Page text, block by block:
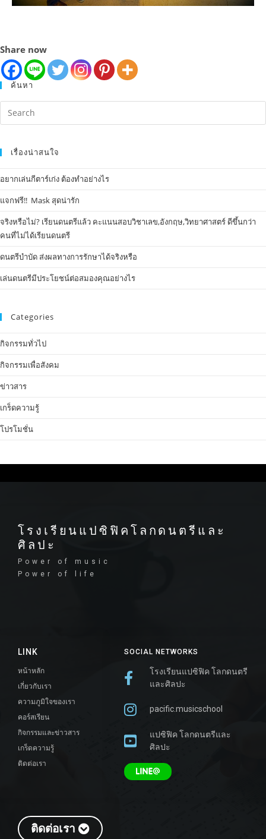
Share now
ค้นหา
เรื่องน่าสนใจ
อยากเล่นกีตาร์เก่ง ต้องทำอย่างไร
แจกฟรี!! Mask​ สุดน่ารัก
จริงหรือไม่? เรียนดนตรีแล้ว คะแนนสอบวิชาเลข,อังกฤษ,วิทยาศาสตร์ ดีขึ้นกว่า
คนที่ไม่ได้เรียนดนตรี
ดนตรีบำบัด ส่งผลทางการรักษาได้จริงหรือ
เล่นดนตรีมีประโยชน์ต่อสมองคุณอย่างไร
Categories
กิจกรรมทั่วไป
กิจกรรมเพื่อสังคม
ข่าวสาร
เกร็ดความรู้
โปรโมชั่น
ติดต่อเรา
SOCIAL NETWORKS
โรงเรียนแปซิฟิค โลกดนตรี
และศิลปะ
pacific.musicschool
แปซิฟิค โลกดนตรีและ
ศิลปะ
LINK
หน้าหลัก
เกี่ยวกับเรา
ความภูมิใจของเรา
คอร์สเรียน
กิจกรรมและข่าวสาร
เกร็ดความรู้
ติดต่อเรา
โรงเรียนแปซิฟิคโลกดนตรีและ
ศิลปะ
Power of music
Power of life